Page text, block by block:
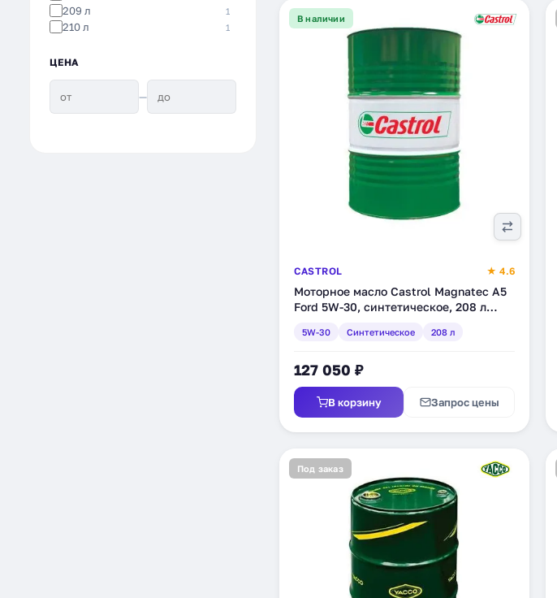
209 л 1
210 л 1
ЦЕНА
—
В наличии
CASTROL ★ 4.6
Моторное масло Castrol Magnatec А5
Ford 5W-30, синтетическое, 208 л
5W-30 Синтетическое 208 л
127 050 ₽
В корзину Запрос цены
Под заказ